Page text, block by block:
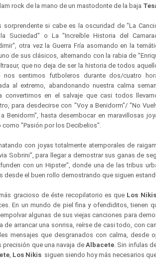
rock de la mano de un mastodonte de la baja
sorprendente si cabe es la oscuridad de "La
Suciedad" o La "Increíble Historia del
otra vez la Guerra Fría asomando en la
de sus clásicos, alternando con la rabia de
que no deja de ser la historia de todos
nos sentimos futboleros durante dos/cuatro
al extremo, abandonando nuestra calma
convertirnos en el salvaje que casi todos
para desdecirse con "Voy a Benidorm"/ "No
Benidorm", hasta desembocar en maravillosas
como "Pasión por los Decibelios".
con joyas totalmente atemporales de
Sobrini", para llegar a demostrar sus ganas de
con un Hipster", donde una de las tribus
desde el buen rollo demostrando que siguen
gracioso de éste recopilatorio es que Los Nikis
En un mundo de piel fina y ofendiditos, tienen
algunas de sus viejas canciones para
de arrancar una sonrisa, reírse de casi todo, con
mensajes que desgranados con calma, desde
precisión que una navaja deAlbacete. Sin infulas
, Los Nikis siguen siendo hoy más necesarios